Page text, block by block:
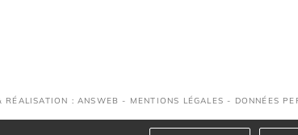
RÉALISATION : ANSWEB - MENTIONS LÉGALES - DONNÉES